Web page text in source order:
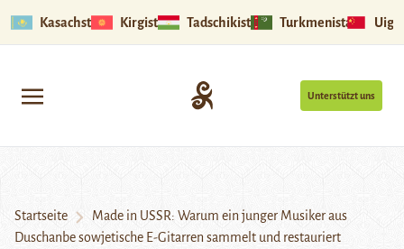
Kasachstan Kirgistan Tadschikistan Turkmenistan
Unterstützt uns
Startseite
Made in USSR: Warum ein junger Musiker aus
Duschanbe sowjetische E-Gitarren sammelt und restauriert